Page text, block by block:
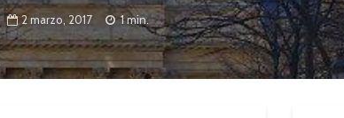
2 marzo, 2017 1 min.